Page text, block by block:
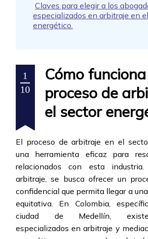
Claves para elegir a los
especializados en arbitraje en
energético.
1
10
Cómo
proceso de
el sector
El proceso de arbitraje en el
una herramienta eficaz para
relacionados con esta
arbitraje, se busca ofrecer un
confidencial que permita llegar a
equitativa. En Colombia,
ciudad de Medellín,
especializados en arbitraje y